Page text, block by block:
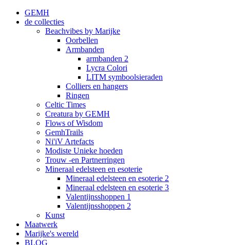
GEMH
de collecties
Beachvibes by Marijke
Oorbellen
Armbanden
armbanden 2
Lycra Colori
LITM symboolsieraden
Colliers en hangers
Ringen
Celtic Times
Creatura by GEMH
Flows of Wisdom
GemhTrails
Ni'iV Artefacts
Modiste Unieke hoeden
Trouw -en Partnerringen
Mineraal edelsteen en esoterie
Mineraal edelsteen en esoterie 2
Mineraal edelsteen en esoterie 3
Valentijnsshoppen 1
Valentijnsshoppen 2
Kunst
Maatwerk
Marijke's wereld
BLOG